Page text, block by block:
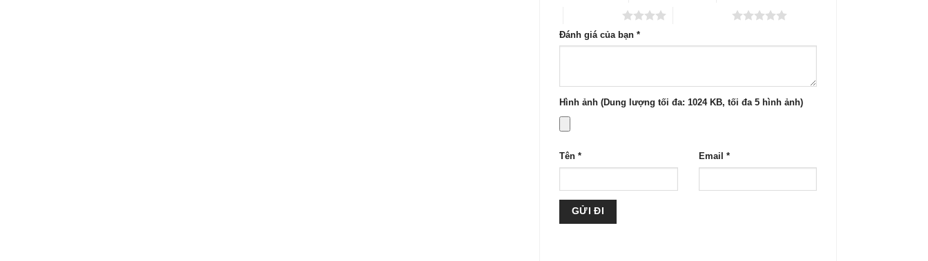
Đánh giá của bạn*
Hình ảnh (Dung lượng tối đa: 1024 KB, tối đa 5 hình ảnh)
Tên* Email *